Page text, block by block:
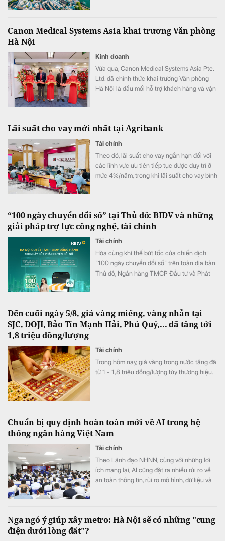
Canon Medical Systems Asia khai trương Văn phòng
Hà Nội
Kinh doanh
Vừa qua, Canon Medical Systems Asia Pte.
Ltd. đã chính thức khai trương Văn phòng
Hà Nội là đầu mối hỗ trợ khách hàng và vận
Lãi suất cho vay mới nhất tại Agribank
Tài chính
Theo đó, lãi suất cho vay ngắn hạn đối với
các lĩnh vực ưu tiên tiếp tục được duy trì ở
mức 4%/năm, trong khi lãi suất cho vay bình
“100 ngày chuyển đổi số” tại Thủ đô: BIDV và những
giải pháp trợ lực công nghệ, tài chính
Tài chính
Hòa cùng khí thế bứt tốc của chiến dịch
"100 ngày chuyển đổi số" trên toàn địa bàn
Thủ đô, Ngân hàng TMCP Đầu tư và Phát
các đơn vị sự nghiệp.
Đến cuối ngày 5/8, giá vàng miếng, vàng nhẫn tại
SJC, DOJI, Bảo Tín Mạnh Hải, Phú Quý,... đã tăng tới
1,8 triệu đồng/lượng
Tài chính
Trong hôm nay, giá vàng trong nước tăng đã
từ 1 - 1,8 triệu đồng/lượng tùy thương hiệu.
Chuẩn bị quy định hoàn toàn mới về AI trong hệ
thống ngân hàng Việt Nam
Tài chính
Theo Lãnh đạo NHNN, cùng với những lợi
ích mang lại, AI cũng đặt ra nhiều rủi ro về
an toàn thông tin, rủi ro mô hình, dữ liệu và
Nga ngỏ ý giúp xây metro: Hà Nội sẽ có những "cung
điện dưới lòng đất"?